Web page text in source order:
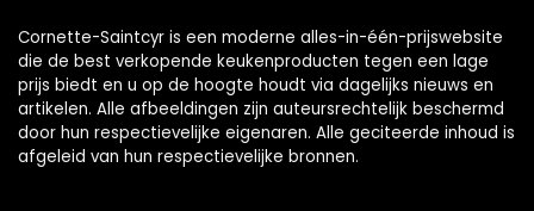
Cornette-Saintcyr is een moderne alles-in-één-prijswebsite
die de best verkopende keukenproducten tegen een lage
prijs biedt en u op de hoogte houdt via dagelijks nieuws en
artikelen. Alle afbeeldingen zijn auteursrechtelijk beschermd
door hun respectievelijke eigenaren. Alle geciteerde inhoud is
afgeleid van hun respectievelijke bronnen.